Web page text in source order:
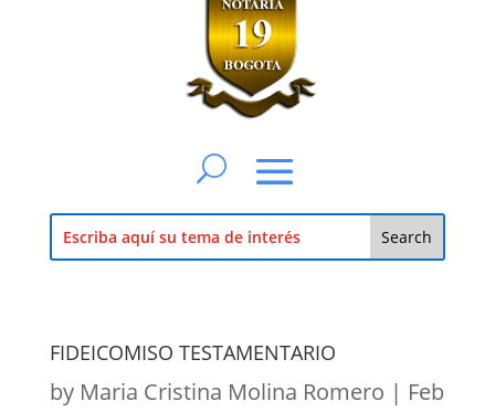
FIDEICOMISO TESTAMENTARIO
by Maria Cristina Molina Romero | Feb